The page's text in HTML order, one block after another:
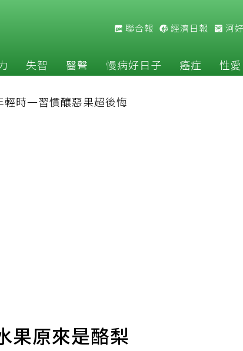
聯合報 經濟日報 河
失智 醫聲 慢病好日子 癌症 性愛
時一習慣釀惡果超後悔
果原來是酪梨